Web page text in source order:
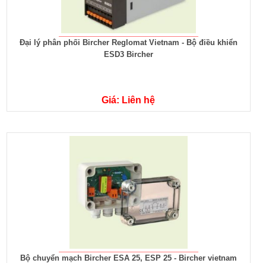
Đại lý phân phối Bircher Reglomat Vietnam - Bộ điều khiển
ESD3 Bircher
Giá: Liên hệ
Bộ chuyển mạch Bircher ESA 25, ESP 25 - Bircher vietnam